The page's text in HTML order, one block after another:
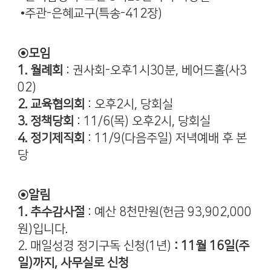
•주관-은혜교구(특송-412장)
◉모임
1. 월례회 : 권사회-오후1시30분, 베어드홀(사3
02)
2. 교육협의회 : 오후2시, 당회실
3. 정책당회 : 11/6(목) 오후2시, 당회실
4. 정기제직회 : 11/9(다음주일) 저녁예배 후 본
당
◉알림
1. 추수감사절 : 예산 8천만원(헌금 93,902,000
원)입니다.
2. 매일성경 정기구독 신청(1년) : 11월 16일(주
일)까지, 사무실로 신청